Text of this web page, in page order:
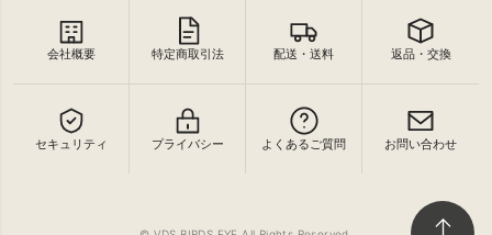
会社概要 特定商取引法 配送・送料 返品・交換
セキュリティ プライバシー よくあるご質問 お問い合わせ
↑